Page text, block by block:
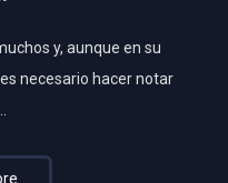
y, aunque en su
necesario hacer notar